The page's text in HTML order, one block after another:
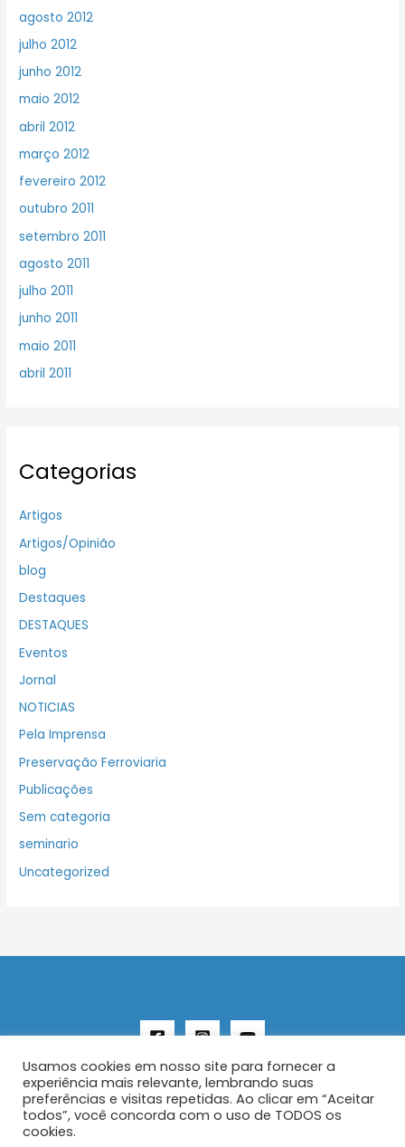
agosto 2012
julho 2012
junho 2012
maio 2012
abril 2012
março 2012
fevereiro 2012
outubro 2011
setembro 2011
agosto 2011
julho 2011
junho 2011
maio 2011
abril 2011
Categorias
Artigos
Artigos/Opinião
blog
Destaques
DESTAQUES
Eventos
Jornal
NOTICIAS
Pela Imprensa
Preservação Ferroviaria
Publicações
Sem categoria
seminario
Uncategorized
Copyright © 2026 AENFER
Usamos cookies em nosso site para fornecer a
experiência mais relevante, lembrando suas
preferências e visitas repetidas. Ao clicar em “Aceitar
todos”, você concorda com o uso de TODOS os
cookies.